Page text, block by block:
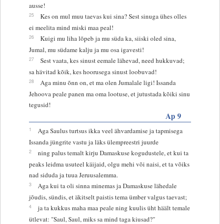
ausse!
25
Kes on mul muu taevas kui sina? Sest sinuga ühes olles
ei meelita mind miski maa peal!
26
Kuigi mu liha lõpeb ja mu süda ka, siiski oled sina,
Jumal, mu südame kalju ja mu osa igavesti!
27
Sest vaata, kes sinust eemale lähevad, need hukkuvad;
sa hävitad kõik, kes hoorusega sinust loobuvad!
28
Aga minu õnn on, et ma olen Jumalale ligi! Issanda
Jehoova peale panen ma oma lootuse, et jutustada kõiki sinu
tegusid!
Ap 9
1
Aga Saulus turtsus ikka veel ähvardamise ja tapmisega
Issanda jüngrite vastu ja läks ülempreestri juurde
2
ning palus temalt kirju Damaskuse kogudustele, et kui ta
peaks leidma usuteel käijaid, olgu mehi või naisi, et ta võiks
nad siduda ja tuua Jeruusalemma.
3
Aga kui ta oli sinna minemas ja Damaskuse lähedale
jõudis, sündis, et äkitselt paistis tema ümber valgus taevast;
4
ja ta kukkus maha maa peale ning kuulis üht häält temale
ütlevat: "Saul, Saul, miks sa mind taga kiusad?"